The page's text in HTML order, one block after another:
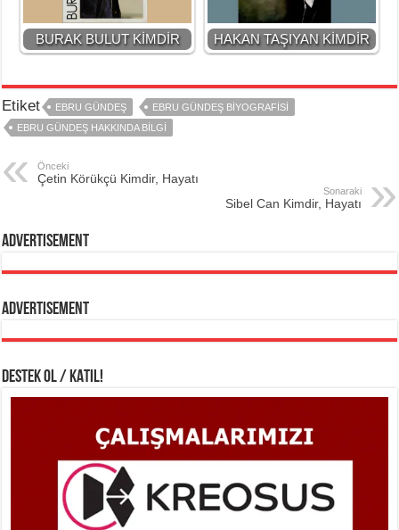
BURAK BULUT KİMDİR HAKAN TAŞIYAN KİMDİR
Etiket EBRU GÜNDEŞ
EBRU GÜNDEŞ BIYOGRAFISI
EBRU GÜNDEŞ HAKKINDA BILGI
Önceki
Çetin Körükçü Kimdir, Hayatı
Sonaraki
Sibel Can Kimdir, Hayatı
Advertisement
Advertisement
DESTEK OL / KATIL!